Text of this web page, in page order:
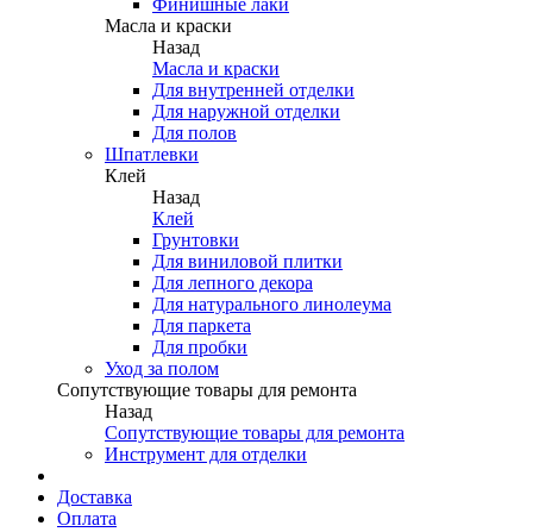
Финишные лаки
Масла и краски
Назад
Масла и краски
Для внутренней отделки
Для наружной отделки
Для полов
Шпатлевки
Клей
Назад
Клей
Грунтовки
Для виниловой плитки
Для лепного декора
Для натурального линолеума
Для паркета
Для пробки
Уход за полом
Сопутствующие товары для ремонта
Назад
Сопутствующие товары для ремонта
Инструмент для отделки
Доставка
Оплата